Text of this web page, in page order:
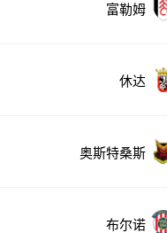
富勒姆
休达
奥斯特桑斯
布尔诺